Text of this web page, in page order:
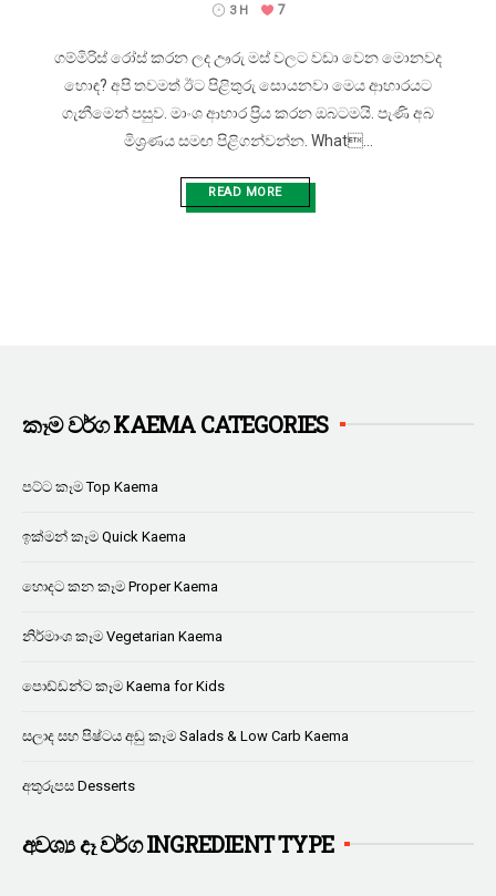
3 H 7
ගම්මිරිස් රෝස් කරන ලද ඌරු මස් වලට වඩා වෙන මොනවද
හොඳ? අපි තවමත් ඊට පිළිතුරු සොයනවා මෙය ආහාරයට
ගැනීමෙන් පසුව. මාංශ ආහාර ප්‍රිය කරන ඔබටමයි. පැණි අබ
මිශ්‍රණය සමඟ පිළිගන්වන්න. What...
READ MORE
කෑම වර්ග KAEMA CATEGORIES
පට්ට කෑම Top Kaema
ඉක්මන් කෑම Quick Kaema
හොදට කන කෑම Proper Kaema
නිර්මාංශ කෑම Vegetarian Kaema
පොඩ්ඩන්ට කෑම Kaema for Kids
සලාද සහ පිෂ්ටය අඩු කෑම Salads & Low Carb Kaema
අතුරුපස Desserts
අවශ්‍ය දෑ වර්ග INGREDIENT TYPE